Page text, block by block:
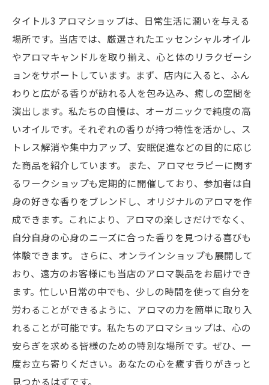
タイトル3 アロマショップは、日常生活に潤いを与える
場所です。当店では、厳選されたエッセンシャルオイル
やアロマキャンドルを取り揃え、心と体のリラクゼーシ
ョンをサポートしています。まず、店内に入ると、ふん
わりと広がる香りが訪れる人を包み込み、癒しの空間を
演出します。私たちの自慢は、オーガニックで純度の高
いオイルです。それぞれの香りが持つ特性を活かし、ス
トレス解消や集中力アップ、安眠促進などの目的に応じ
た商品を紹介しています。 また、アロマセラピーに関す
るワークショップも定期的に開催しており、参加者は自
身の好きな香りをブレンドし、オリジナルのアロマを作
成できます。これにより、アロマの楽しさだけでなく、
自分自身の心身のニーズに合った香りを見つける喜びも
体験できます。 さらに、オンラインショップも展開して
おり、遠方のお客様にも当店のアロマ製品をお届けでき
ます。忙しい日常の中でも、少しの時間を使って自分を
労わることができるように、アロマの力を簡単に取り入
れることが可能です。私たちのアロマショップは、心の
安らぎを求める皆様のための特別な場所です。ぜひ、一
度お立ち寄りください。あなたの心を癒す香りがきっと
見つかるはずです。